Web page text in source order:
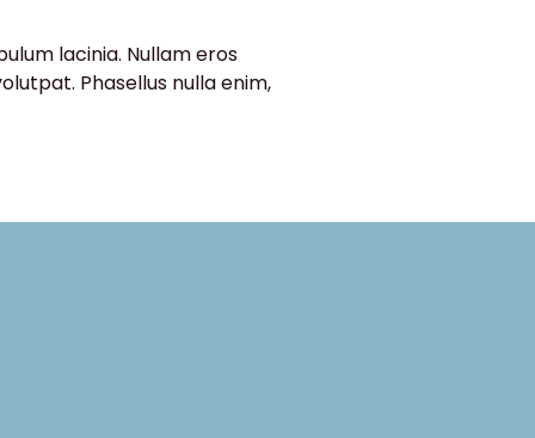
lacinia. Nullam eros
Phasellus nulla enim,